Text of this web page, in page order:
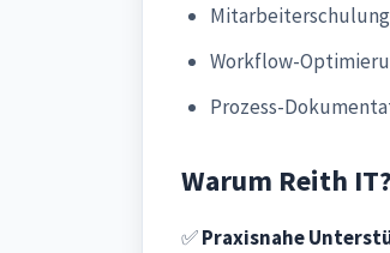
Workflow-
Prozess-
Warum Reith IT?
✅Praxisnahe